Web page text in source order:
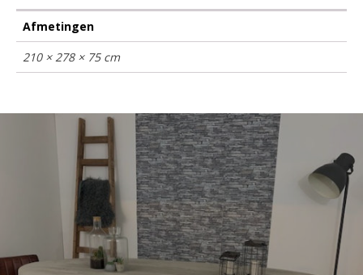
Afmetingen
210 × 278 × 75 cm